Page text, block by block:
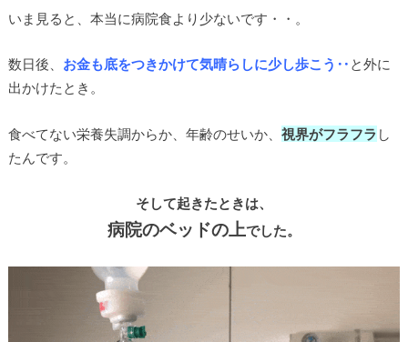
いま見ると、本当に病院食より少ないです・・。
数日後、 お金も底をつきかけて気晴らしに少し歩こう‥ と外に
出かけたとき。
食べてない栄養失調からか、年齢のせいか、 視界がフラフラ し
たんです。
そして起きたときは、
病院のベッドの上でした。